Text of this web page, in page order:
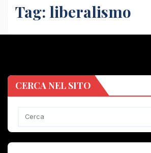
Tag: liberalismo
CERCA NEL SITO